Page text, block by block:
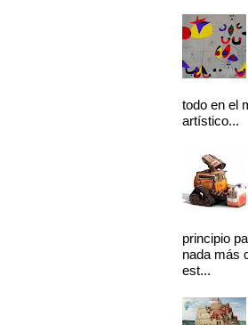
todo en el
artístico...
principio
nada más
est...